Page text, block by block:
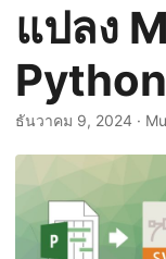
า
ง
แปลง
Python
ธันวาคม 9, 2024 ·